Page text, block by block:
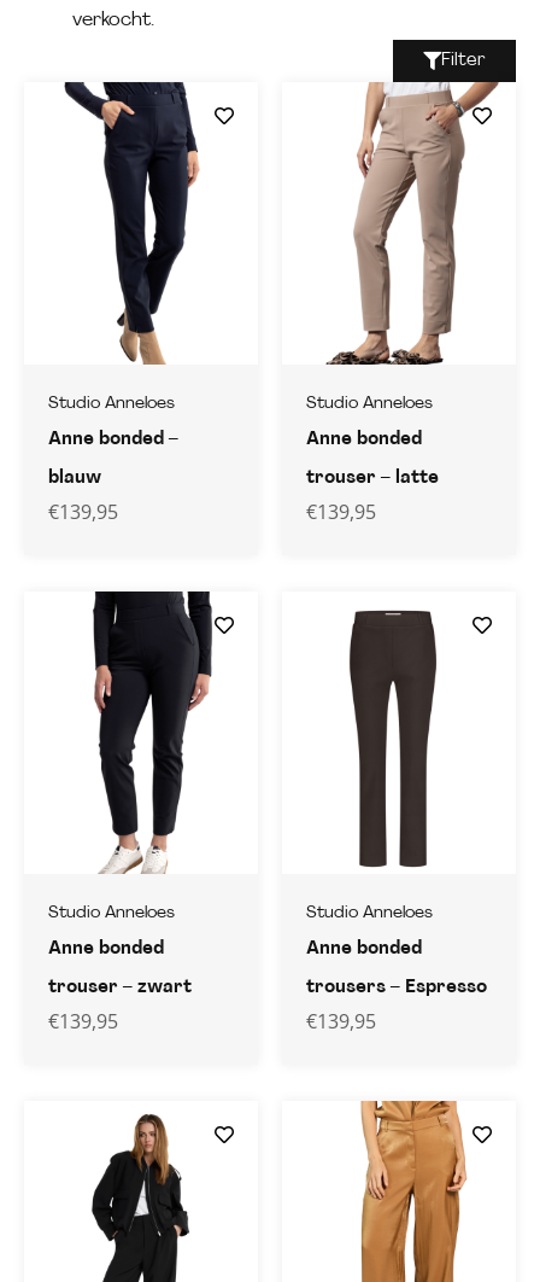
verkocht.
Filter
Studio Anneloes
Anne bonded –
blauw
€139,95
Studio Anneloes
Anne bonded
trouser – latte
€139,95
Studio Anneloes
Anne bonded
trouser – zwart
€139,95
Studio Anneloes
Anne bonded
trousers – Espresso
€139,95